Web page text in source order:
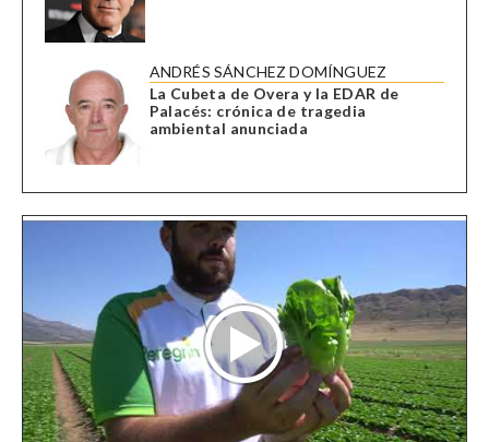
ANDRÉS SÁNCHEZ DOMÍNGUEZ
La Cubeta de Overa y la EDAR de
Palacés: crónica de tragedia
ambiental anunciada